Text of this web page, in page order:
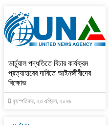
ভার্চুয়াল পদ্ধতিতে বিচার কার্যক্রম
প্রত্যাহারের দাবিতে আইনজীবীদের
বিক্ষোভ
বৃহস্পতিবার, ২৩ এপ্রিল, ২০২৬